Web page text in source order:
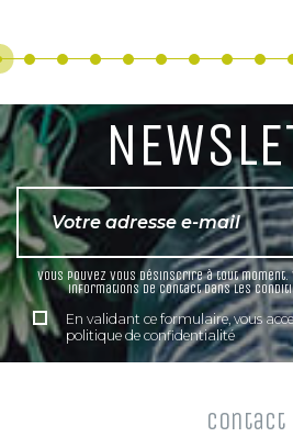
Vous pouvez vous désinscrire à tout
informations de contact dans les
En validant ce formulaire, vous
politique de confidentialité
Contact